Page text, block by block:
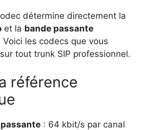
détermine directement la
et la bande passante
Voici les codecs que vous
tout trunk SIP professionnel.
référence
: 64 kbit/s par canal